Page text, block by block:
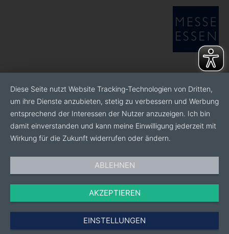
Diese Seite nutzt Website Tracking-Technologien von Dritten,
um ihre Dienste anzubieten, stetig zu verbessern und Werbung
entsprechend der Interessen der Nutzer anzuzeigen. Ich bin
damit einverstanden und kann meine Einwilligung jederzeit mit
Wirkung für die Zukunft widerrufen oder ändern.
ABLEHNEN
AKZEPTIEREN
EINSTELLUNGEN